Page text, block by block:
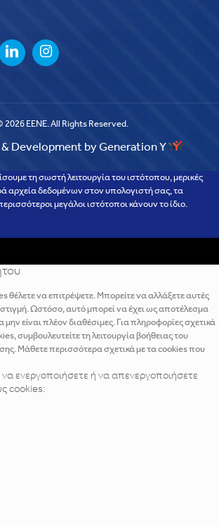
2026 EENE. All Rights Reserved.
& Development by Generation Y
τη σωστή λειτουργία του ιστότοπου, μερικές
αρχεία δεδομένων στον υπολογιστή σας, τα
μεγάλοι ιστότοποι κάνουν το ίδιο.
θέλετε να επιτρέψετε. Μπορείτε να αλλάξετε αυτές
Ωστόσο, αυτό μπορεί να έχει ως αποτέλεσμα
μην είναι πλέον διαθέσιμες. Για πληροφορίες σχετικά
συμβουλευτείτε τη λειτουργία βοήθειας του
Μάθετε περισσότερα σχετικά με τα cookies που
ενεργοποιήσετε ή να απενεργοποιήσετε
cookies: